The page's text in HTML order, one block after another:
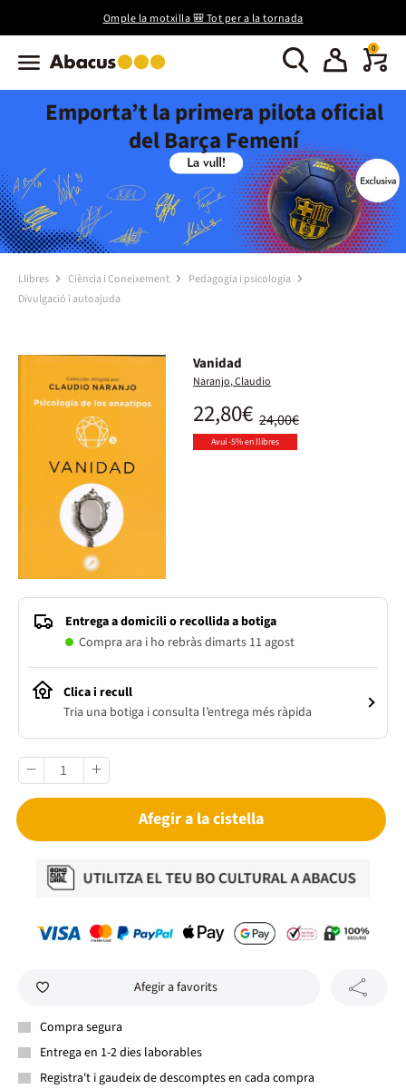
Omple la motxilla 🎒 Tot per a la tornada
0
Emporta’t la primera pilota oficial
del Barça Femení
Llibres Ciència i Coneixement
Pedagogia i psicologia
Divulgació i autoajuda
Vanidad
Naranjo, Claudio
24,00€
22,80€
Avui -5% en llibres
Entrega a domicili o recollida a botiga
Compra ara i ho rebràs dimarts 11 agost
Clica i recull
Tria una botiga i consulta l’entrega més ràpida
Afegir a la cistella
Afegir a favorits
Compra segura
Entrega en 1-2 dies laborables
Registra't i gaudeix de descomptes en cada compra